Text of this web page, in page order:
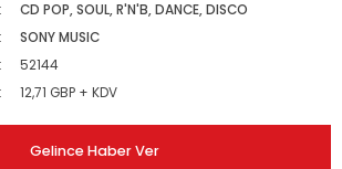
CD POP, SOUL, R'N'B, DANCE, DISCO
SONY MUSIC
52144
12,71 GBP + KDV
Gelince Haber Ver